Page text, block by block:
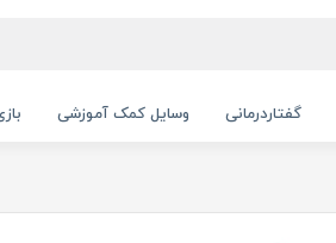
گفتاردرمانی وسایل کمک آموزشی